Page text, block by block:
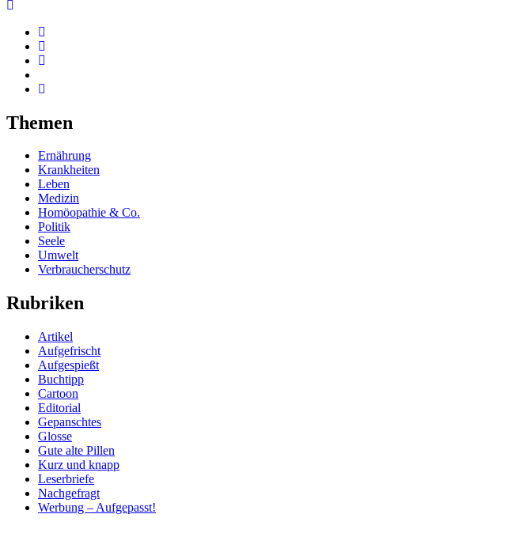
Themen
Ernährung
Krankheiten
Leben
Medizin
Homöopathie & Co.
Politik
Seele
Umwelt
Verbraucherschutz
Rubriken
Artikel
Aufgefrischt
Aufgespießt
Buchtipp
Cartoon
Editorial
Gepanschtes
Glosse
Gute alte Pillen
Kurz und knapp
Leserbriefe
Nachgefragt
Werbung – Aufgepasst!